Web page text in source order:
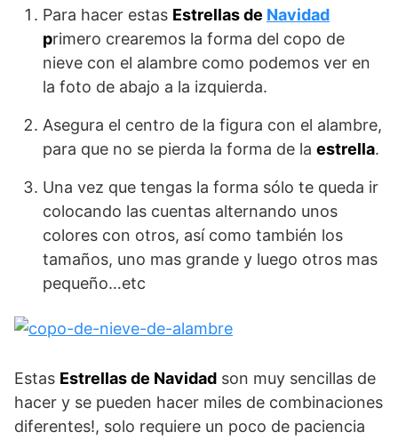
Para hacer estas Estrellas de Navidad
primero crearemos la forma del copo de
nieve con el alambre como podemos ver en
la foto de abajo a la izquierda.
Asegura el centro de la figura con el alambre,
para que no se pierda la forma de la estrella.
Una vez que tengas la forma sólo te queda ir
colocando las cuentas alternando unos
colores con otros, así como también los
tamaños, uno mas grande y luego otros mas
pequeño…etc
Estas Estrellas de Navidad son muy sencillas de
hacer y se pueden hacer miles de combinaciones
diferentes!, solo requiere un poco de paciencia